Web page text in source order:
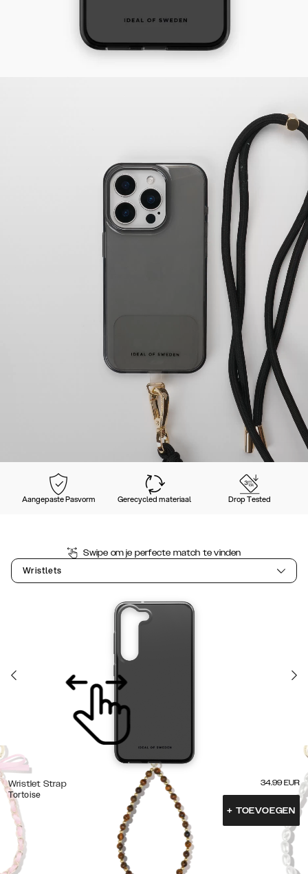
Aangepaste Pasvorm Gerecycled materiaal Drop Tested
Swipe om je perfecte match te vinden
Wristlets
Wristlet Strap
Tortoise
34.99 EUR
+ TOEVOEGEN